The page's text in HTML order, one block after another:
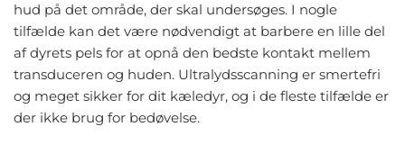
hud på det område, der skal undersøges. I nogle
tilfælde kan det være nødvendigt at barbere en lille del
af dyrets pels for at opnå den bedste kontakt mellem
transduceren og huden. Ultralydsscanning er smertefri
og meget sikker for dit kæledyr, og i de fleste tilfælde er
der ikke brug for bedøvelse.